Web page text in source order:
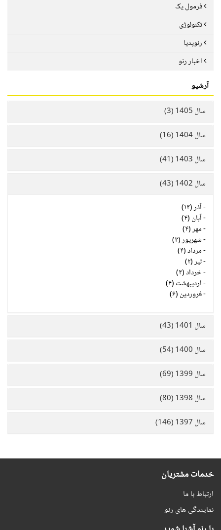
فرمول یک
تکنولوژی
رنوپدیا
اخبار رنو
آرشیو
سال 1405 (3)
سال 1404 (16)
سال 1403 (41)
سال 1402 (43)
-آذر (۱۳)
-آبان (۴)
-مهر (۴)
-شهریور (۳)
-مرداد (۴)
-تیر (۲)
-خرداد (۳)
-اردیبهشت (۴)
-فروردین (۶)
سال 1401 (43)
سال 1400 (54)
سال 1399 (69)
سال 1398 (80)
سال 1397 (146)
خدمات مشتریان
ارتباط با ما
نمایندگی های رنو